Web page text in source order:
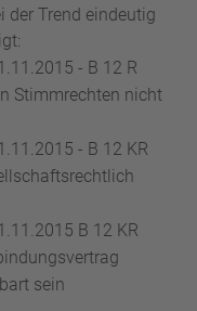
der Trend eindeutig
- B 12 R
Stimmrechten nicht
- B 12 KR
B 12 KR
sein